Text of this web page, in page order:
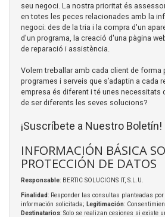
seu negoci. La nostra prioritat és
en totes les peces relacionades amb la
negoci: des de la tria i la compra d'un
d'un programa, la creació d'una pàgina
de reparació i assistència.
Volem treballar amb cada client de forma
programes i serveis que s’adaptin a cada
empresa és diferent i té unes necessitats
de ser diferents les seves solucions?
¡Suscríbete a Nuestro Boletín!
INFORMACIÓN BÁSICA
PROTECCIÓN DE DATOS
Responsable: BERTIC SOLUCIONS IT, S.L.U.
Finalidad: Responder las consultas planteadas
información solicitada; Legitimación:
Destinatarios: Solo se realizan cesiones si existe